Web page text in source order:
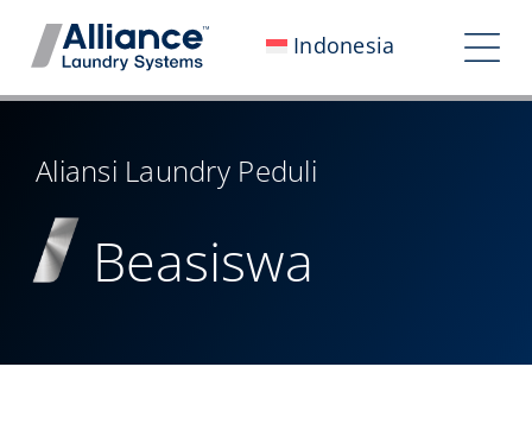
Indonesia
Bekerja Bersama Kami
Dampak Kami
Investor
Aliansi Laundry Peduli
Beasiswa